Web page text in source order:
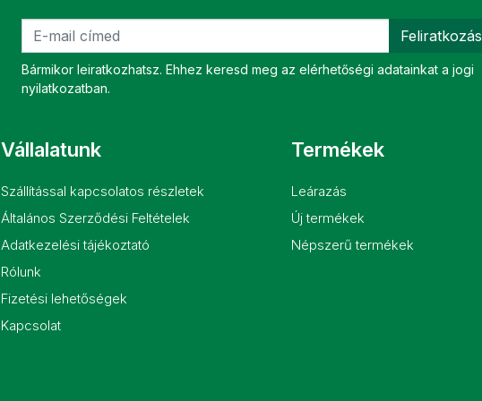
Feliratkozás
Bármikor leiratkozhatsz. Ehhez keresd meg az elérhetőségi adatainkat a jogi
nyilatkozatban.
Vállalatunk
Szállítással kapcsolatos részletek
Általános Szerződési Feltételek
Adatkezelési tájékoztató
Rólunk
Fizetési lehetőségek
Kapcsolat
Termékek
Leárazás
Új termékek
Népszerű termékek